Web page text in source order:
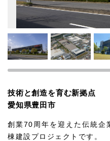
技術と創造を育む新拠点
愛知県豊田市
創業70周年を迎えた伝統企
棟建設プロジェクトです。